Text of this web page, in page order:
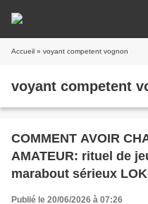
Accueil » voyant competent vognon
voyant competent
COMMENT AVOIR
AMATEUR: rituel de
marabout sérieux
Publié le 20/06/2026 à 07:26